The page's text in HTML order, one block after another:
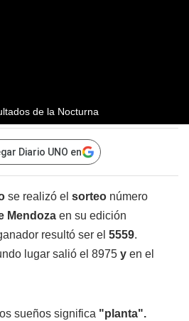
de la Nocturna
Diario UNO en
se realizó el sorteo número
Mendoza en su edición
resultó ser el 5559.
lugar salió el 8975 y en el
sueños significa "planta".